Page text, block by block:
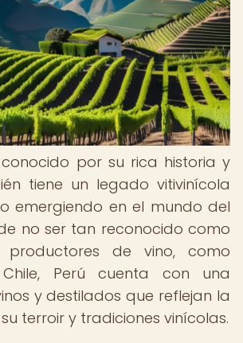
por su rica historia y
tiene un legado vitivinícola
emergiendo en el mundo del
no ser tan reconocido como
productores de vino, como
Perú cuenta con una
y destilados que reflejan la
terroir y tradiciones vinícolas.